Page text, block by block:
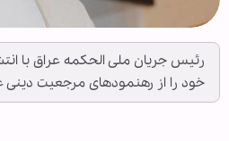
رئیس جریان ملی الحکمه عراق با
خود را از رهنمودهای مرجعیت دینی